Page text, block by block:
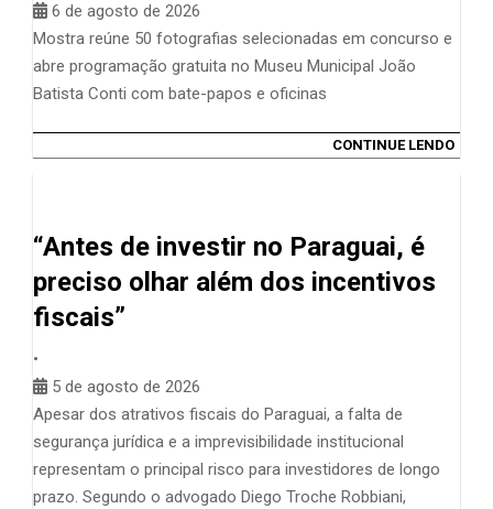
6 de agosto de 2026
Mostra reúne 50 fotografias selecionadas em concurso e
abre programação gratuita no Museu Municipal João
Batista Conti com bate-papos e oficinas
CONTINUE LENDO
“Antes de investir no Paraguai, é
preciso olhar além dos incentivos
fiscais”
•
5 de agosto de 2026
Apesar dos atrativos fiscais do Paraguai, a falta de
segurança jurídica e a imprevisibilidade institucional
representam o principal risco para investidores de longo
prazo. Segundo o advogado Diego Troche Robbiani,